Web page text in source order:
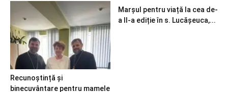
Recunoștință și
binecuvântare pentru mamele
Marșul pentru viață la cea de-
a II-a ediție în s. Lucășeuca,...